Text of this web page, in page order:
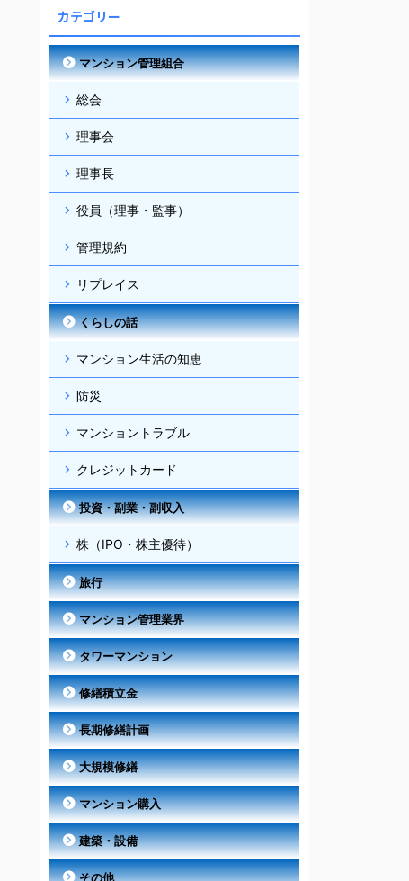
カテゴリー
マンション管理組合
総会
理事会
理事長
役員（理事・監事）
管理規約
リプレイス
くらしの話
マンション生活の知恵
防災
マンショントラブル
クレジットカード
投資・副業・副収入
株（IPO・株主優待）
旅行
マンション管理業界
タワーマンション
修繕積立金
長期修繕計画
大規模修繕
マンション購入
建築・設備
その他